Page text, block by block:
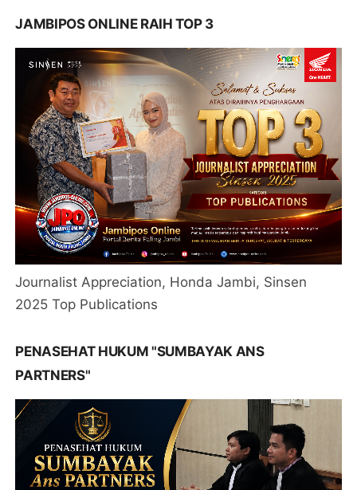
JAMBIPOS ONLINE RAIH TOP 3
Journalist Appreciation, Honda Jambi, Sinsen
2025 Top Publications
PENASEHAT HUKUM "SUMBAYAK ANS
PARTNERS"